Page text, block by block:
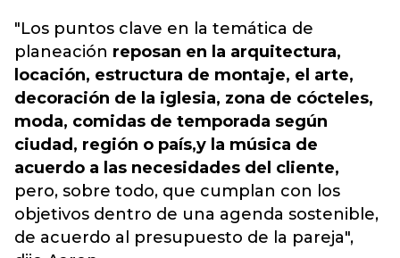
"Los puntos clave en la temática de
planeación reposan en la arquitectura,
locación, estructura de montaje, el arte,
decoración de la iglesia, zona de cócteles,
moda, comidas de temporada según
ciudad, región o país,y la música de
acuerdo a las necesidades del cliente,
pero, sobre todo, que cumplan con los
objetivos dentro de una agenda sostenible,
de acuerdo al presupuesto de la pareja",